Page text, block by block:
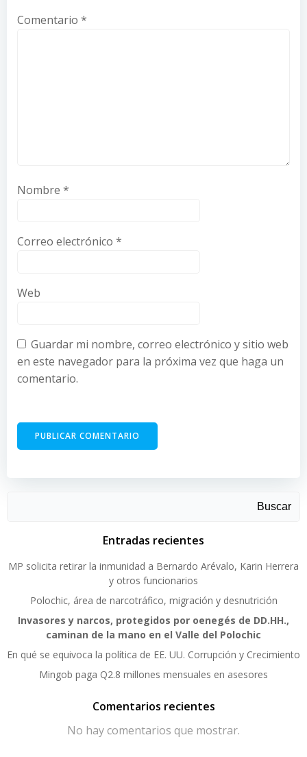
Comentario *
Nombre *
Correo electrónico *
Web
Guardar mi nombre, correo electrónico y sitio web
en este navegador para la próxima vez que haga un
comentario.
Buscar
Entradas recientes
MP solicita retirar la inmunidad a Bernardo Arévalo, Karin Herrera
y otros funcionarios
Polochic, área de narcotráfico, migración y desnutrición
Invasores y narcos, protegidos por oenegés de DD.HH.,
caminan de la mano en el Valle del Polochic
En qué se equivoca la política de EE. UU. Corrupción y Crecimiento
Mingob paga Q2.8 millones mensuales en asesores
Comentarios recientes
No hay comentarios que mostrar.